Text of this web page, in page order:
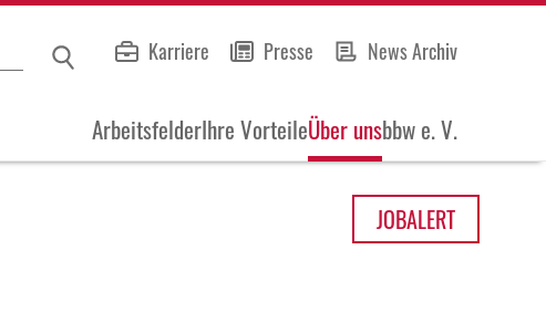
Karriere Presse News Archiv
ArbeitsfelderIhre VorteileÜber unsbbw e. V.
JOBALERT